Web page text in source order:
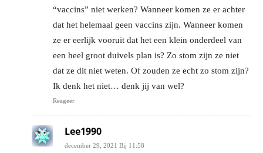
“vaccins” niet werken? Wanneer komen ze er achter
dat het helemaal geen vaccins zijn. Wanneer komen
ze er eerlijk vooruit dat het een klein onderdeel van
een heel groot duivels plan is? Zo stom zijn ze niet
dat ze dit niet weten. Of zouden ze echt zo stom zijn?
Ik denk het niet… denk jij van wel?
Reageer
Lee1990
december 29, 2021 Bij 11:58